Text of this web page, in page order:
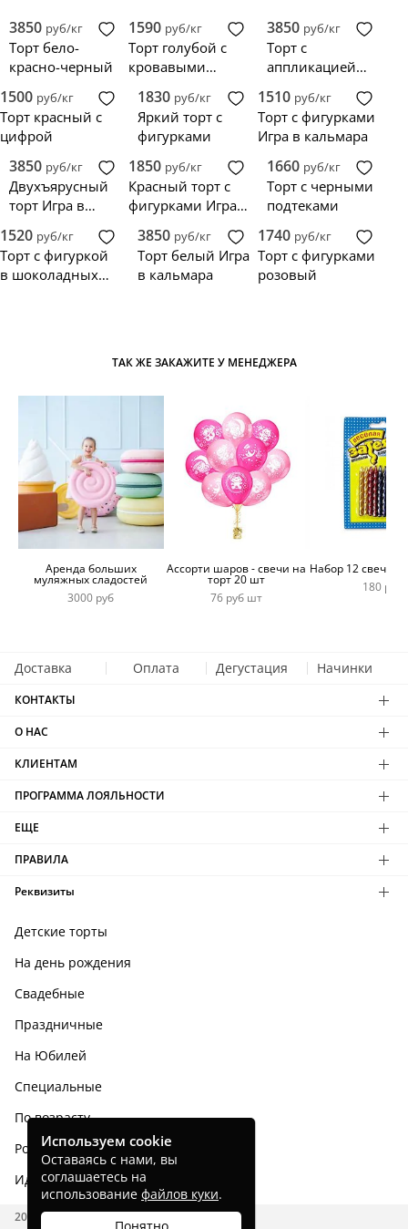
3850 руб/кг
Торт бело-
красно-черный
1590 руб/кг
Торт голубой с
кровавыми
3850 руб/кг
Торт с
аппликацией
1500 руб/кг
Торт красный с
цифрой
1830 руб/кг
Яркий торт с
фигурками
1510 руб/кг
Торт с фигурками
Игра в кальмара
3850 руб/кг
Двухъярусный
торт Игра в
1850 руб/кг
Красный торт с
фигурками Игра
1660 руб/кг
Торт с черными
подтеками
1520 руб/кг
Торт с фигуркой
в шоколадных
3850 руб/кг
Торт белый Игра
в кальмара
1740 руб/кг
Торт с фигурками
розовый
ТАК ЖЕ ЗАКАЖИТЕ У МЕНЕДЖЕРА
Аренда больших
муляжных сладостей
3000 руб
Ассорти шаров - свечи на
торт 20 шт
76 руб шт
Набор 12 свечей
180 руб
Доставка Оплата Дегустация Начинки
КОНТАКТЫ
О НАС
КЛИЕНТАМ
ПРОГРАММА ЛОЯЛЬНОСТИ
ЕЩЕ
ПРАВИЛА
Реквизиты
Детские торты
На день рождения
Свадебные
Праздничные
На Юбилей
Специальные
По возрасту
Родным и близким
Идеи тортов
2026 CAKES.RU
Используем cookie
Оставаясь с нами, вы
соглашаетесь на
использование файлов куки.
Понятно